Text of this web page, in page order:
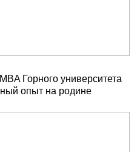
Горного университета
опыт на родине